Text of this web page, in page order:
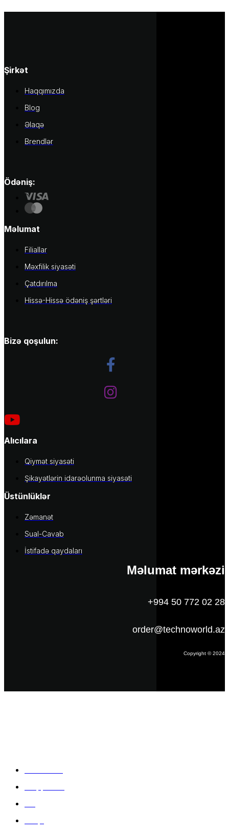
Şirkət
Haqqımızda
Blog
Əlaqə
Brendlər
Ödəniş:
Məlumat
Filiallar
Məxfilik siyasəti
Çatdırılma
Hissə-Hissə ödəniş şərtləri
Bizə qoşulun:
Alıcılara
Qiymət siyasəti
Şikayətlərin idarəolunma siyasəti
Üstünlüklər
Zəmanət
Sual-Cavab
İstifadə qaydaları
Məlumat mərkəzi
+994 50 772 02 28
order@technoworld.az
Copyright © 2024